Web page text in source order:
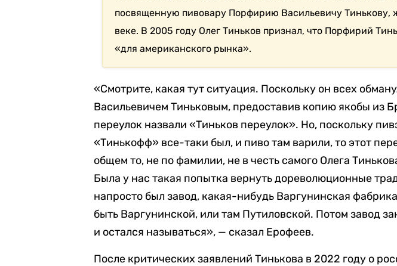
посвященную пивовару Порфирию Васильевичу Тинькову,
веке. В 2005 году Олег Тиньков признал, что Порфирий
«для американского рынка».
«Смотрите, какая тут ситуация. Поскольку он всех
Васильевичем Тиньковым, предоставив копию якобы из
переулок назвали «Тиньков переулок». Но, поскольку
«Тинькофф» все-таки был, и пиво там варили, то этот
общем то, не по фамилии, не в честь самого Олега
Была у нас такая попытка вернуть дореволюционные
напросто был завод, какая-нибудь Варгунинская
быть Варгунинской, или там Путиловской. Потом завод
и остался называться», — сказал Ерофеев.
После критических заявлений Тинькова в 2022 году о